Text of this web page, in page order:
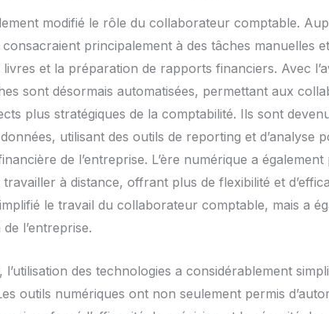
modifié le rôle du collaborateur comptable.
consacraient principalement à des tâches manuelles
et la préparation de rapports financiers. Avec
sont désormais automatisées, permettant aux
plus stratégiques de la comptabilité. Ils sont
utilisant des outils de reporting et d’analyse
de l’entreprise. L’ère numérique a également
à distance, offrant plus de flexibilité et
le travail du collaborateur comptable, mais a
l’entreprise.
l’utilisation des technologies a considérablement
outils numériques ont non seulement permis